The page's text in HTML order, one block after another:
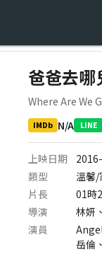
爸爸去哪
Where Are We
IMDb N/A LINE
上映日期
類型
溫馨/
片長
01時
導演
林妍
演員
岳倫